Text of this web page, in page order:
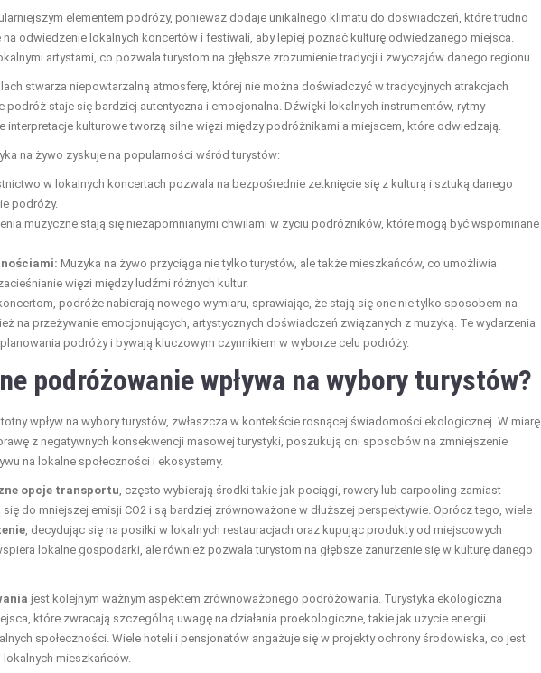
elementem podróży, ponieważ dodaje unikalnego klimatu do doświadczeń, które trudno
odwiedzenie lokalnych koncertów i festiwali, aby lepiej poznać kulturę odwiedzanego miejsca.
artystami, co pozwala turystom na głębsze zrozumienie tradycji i zwyczajów danego regionu.
stwarza niepowtarzalną atmosferę, której nie można doświadczyć w tradycyjnych atrakcjach
podróż staje się bardziej autentyczna i emocjonalna. Dźwięki lokalnych instrumentów, rytmy
interpretacje kulturowe tworzą silne więzi między podróżnikami a miejscem, które odwiedzają.
na żywo zyskuje na popularności wśród turystów:
w lokalnych koncertach pozwala na bezpośrednie zetknięcie się z kulturą i sztuką danego
podróży.
muzyczne stają się niezapomnianymi chwilami w życiu podróżników, które mogą być wspominane
Muzyka na żywo przyciąga nie tylko turystów, ale także mieszkańców, co umożliwia
więzi między ludźmi różnych kultur.
podróże nabierają nowego wymiaru, sprawiając, że stają się one nie tylko sposobem na
na przeżywanie emocjonujących, artystycznych doświadczeń związanych z muzyką. Te wydarzenia
podróży i bywają kluczowym czynnikiem w wyborze celu podróży.
podróżowanie wpływa na wybory turystów?
wpływ na wybory turystów, zwłaszcza w kontekście rosnącej świadomości ekologicznej. W miarę
z negatywnych konsekwencji masowej turystyki, poszukują oni sposobów na zmniejszenie
na lokalne społeczności i ekosystemy.
opcje transportu , często wybierają środki takie jak pociągi, rowery lub carpooling zamiast
się do mniejszej emisji CO2 i są bardziej zrównoważone w dłuższej perspektywie. Oprócz tego, wiele
, decydując się na posiłki w lokalnych restauracjach oraz kupując produkty od miejscowych
lokalne gospodarki, ale również pozwala turystom na głębsze zanurzenie się w kulturę danego
jest kolejnym ważnym aspektem zrównoważonego podróżowania. Turystyka ekologiczna
które zwracają szczególną uwagę na działania proekologiczne, takie jak użycie energii
społeczności. Wiele hoteli i pensjonatów angażuje się w projekty ochrony środowiska, co jest
mieszkańców.